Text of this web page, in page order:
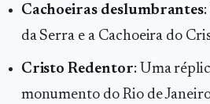
Cachoeiras deslumbrantes
da Serra e a Cachoeira do
Cristo Redentor: Uma
monumento do Rio de